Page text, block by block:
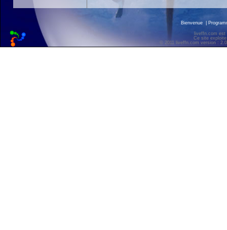
Bienvenue
liveffn.com est
Ce site
© 2011 liveffn.com version :